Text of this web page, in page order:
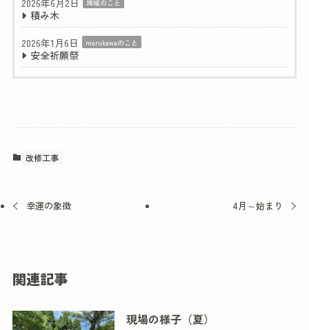
地域のこと
積み木
2026年1月6日
marukawaのこと
安全祈願祭
改修工事
幸運の象徴 4月～始まり
関連記事
現場の様子（夏）